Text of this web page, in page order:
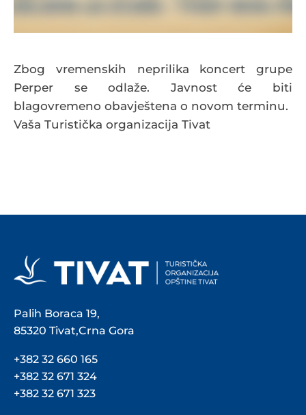
Zbog vremenskih neprilika koncert grupe
Perper se odlaže. Javnost će biti
blagovremeno obavještena o novom terminu.
Vaša Turistička organizacija Tivat
Palih Boraca 19,
85320 Tivat,Crna Gora
+382 32 660 165
+382 32 671 324
+382 32 671 323